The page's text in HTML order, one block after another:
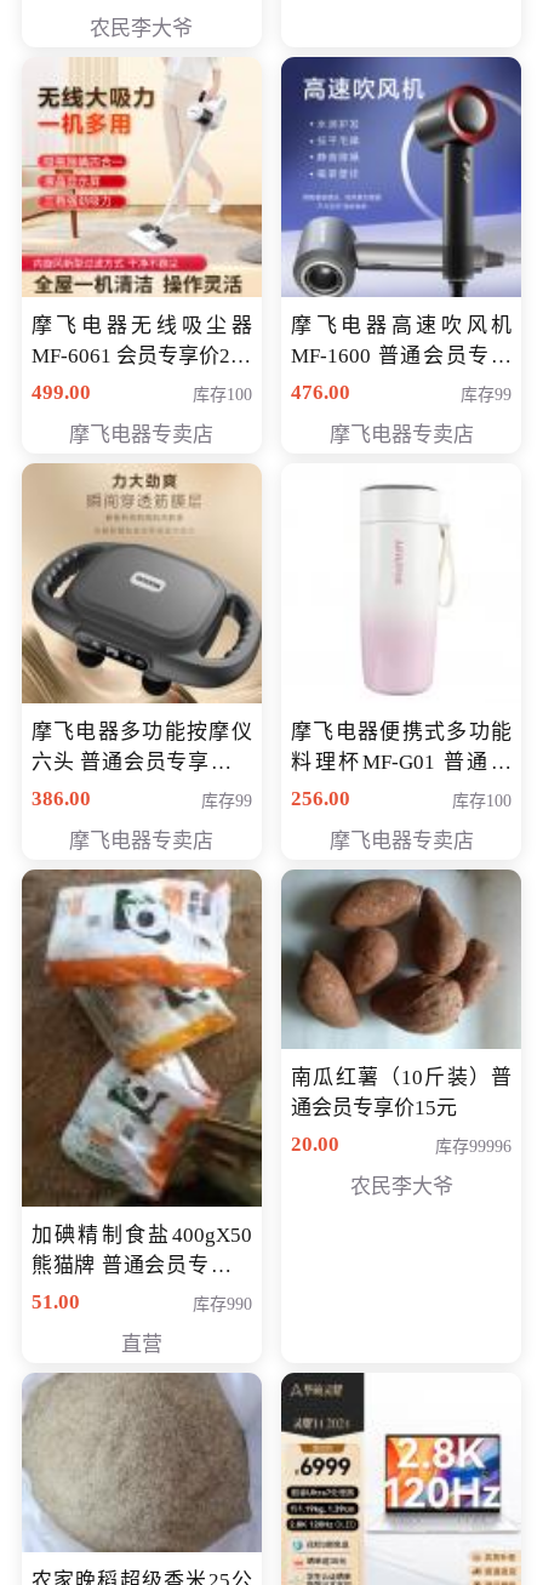
农民李大爷
摩飞电器无线吸尘器
MF-6061 会员专享价299
元
499.00 库存100
摩飞电器专卖店
摩飞电器高速吹风机
MF-1600 普通会员专享
价298元
476.00 库存99
摩飞电器专卖店
摩飞电器多功能按摩仪
六头 普通会员专享价格
199元
386.00 库存99
摩飞电器专卖店
摩飞电器便携式多功能
料理杯MF-G01 普通会
员专享价格118元
256.00 库存100
摩飞电器专卖店
加碘精制食盐400gX50
熊猫牌 普通会员专享价
格50元
51.00 库存990
直营
南瓜红薯（10斤装）普
通会员专享价15元
20.00
库存99996
农民李大爷